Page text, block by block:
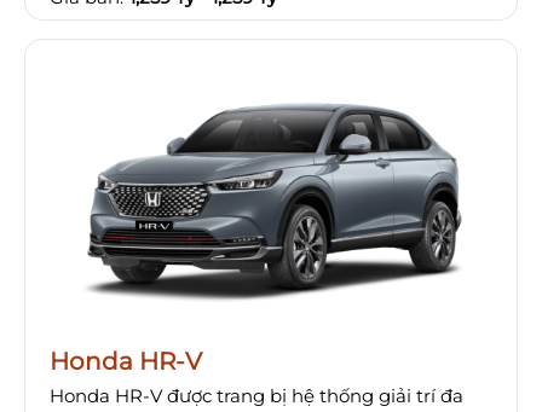
Honda HR-V
Honda HR-V được trang bị hệ thống giải trí đa